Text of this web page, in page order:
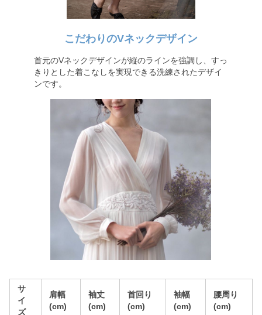
こだわりのVネックデザイン
首元のVネックデザインが縦のラインを強調し、すっ
きりとした着こなしを実現できる洗練されたデザイ
ンです。
サ
イ
ズ
肩幅
(cm)
袖丈
(cm)
首回り
(cm)
袖幅
(cm)
腰周り
(cm)